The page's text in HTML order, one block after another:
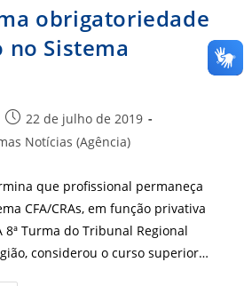
obrigatoriedade
Sistema
Post
publicado:
22 de julho de 2019
Notícias (Agência)
que profissional permaneça
CFA/CRAs, em função privativa
Turma do Tribunal Regional
considerou o curso superior…